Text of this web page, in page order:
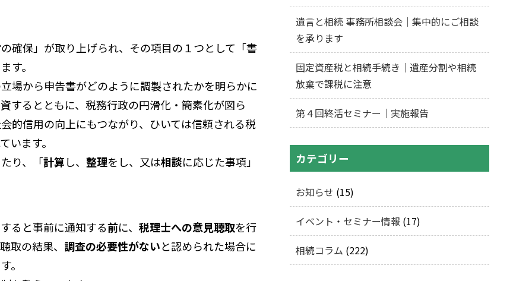
保」が取り上げられ、その項目の１つとして「書
す。
から申告書がどのように調製されたかを明らかに
するとともに、税務行政の円滑化・簡素化が図ら
的信用の向上にもつながり、ひいては信頼される税
います。
り、「計算し、 整理をし、又は相談に応じた事項」
ると事前に通知する前に、 税理士への意見聴取を行
取の結果、 調査の必要性がないと認められた場合に
。
遺言と相続 事務所相談会｜集中的にご相談
を承ります
固定資産税と相続手続き｜遺産分割や相続
放棄で課税に注意
第４回終活セミナー｜実施報告
カテゴリー
お知らせ (15)
イベント・セミナー情報 (17)
相続コラム (222)